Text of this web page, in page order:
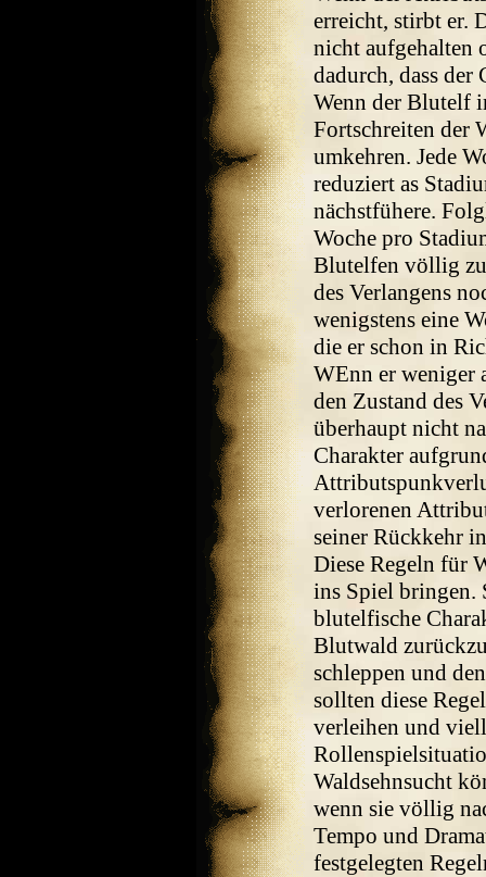
erreicht, stirbt er.
nicht aufgehalten
dadurch, dass
Wenn der Blutelf
Fortschreiten der
umkehren. Jede
reduziert as
nächstfühere.
Woche pro
Blutelfen völlig zu
des Verlangens
wenigstens eine
die er schon in
WEnn er weniger
den Zustand des
überhaupt nicht
Charakter
verlorenen
seiner Rückkehr
Diese Regeln für
ins Spiel bringen.
blutelfische
Blutwald
schleppen und
sollten diese
verleihen und
Waldsehnsucht
wenn sie völlig
Tempo und
festgelegten